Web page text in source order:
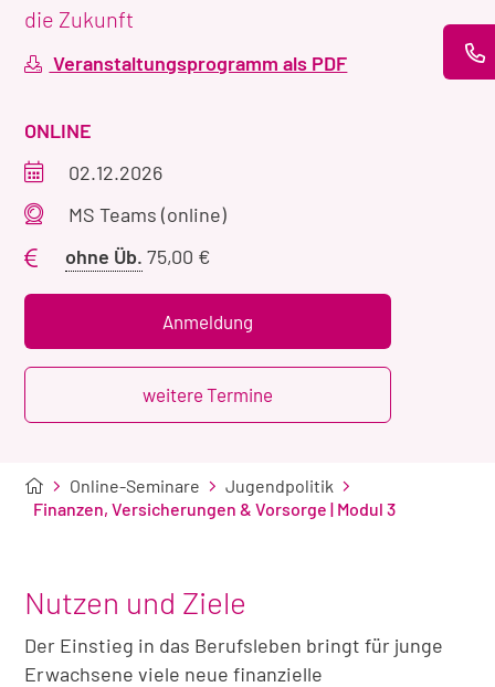
die Zukunft
Veranstaltungsprogramm als PDF
VERANSTALTUNGSART
ONLINE
Veranstaltungszeitraum
02.12.2026
Veranstaltungsort
MS Teams (online)
ohne Üb. Preis
Übernachtung
75,00 €
Anmeldung
weitere Termine
Online-Seminare
Jugendpolitik
Finanzen, Versicherungen & Vorsorge | Modul 3
Nutzen und Ziele
Der Einstieg in das Berufsleben bringt für junge
Erwachsene viele neue finanzielle